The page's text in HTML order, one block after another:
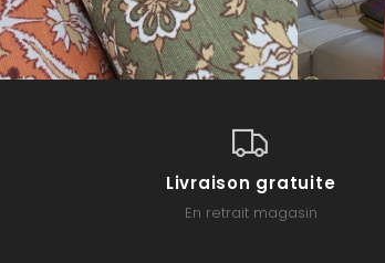
Livraison gratuite
En retrait magasin